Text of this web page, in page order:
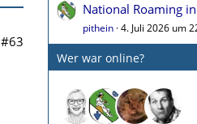
#63
National Roaming
pithein 4. Juli 2026 um
Wer war online?